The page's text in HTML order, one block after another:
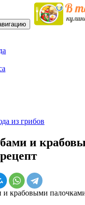
из грибов
и